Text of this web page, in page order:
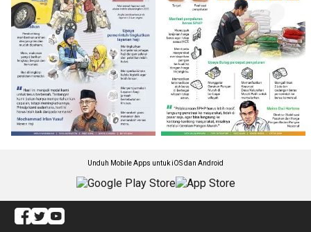
Unduh Mobile Apps untuk iOS dan Android